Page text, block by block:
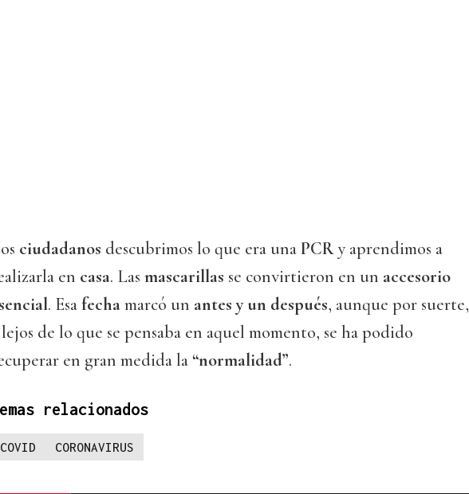
ciudadanos descubrimos lo que era unaPCRy aprendimos a
en casa. Las mascarillas se convirtieron en un accesorio
. Esafechamarcó un antes y un después, aunque por suerte,
de lo que se pensaba en aquel momento, se ha podido
en gran medida la“normalidad”.
relacionados
COVID CORONAVIRUS